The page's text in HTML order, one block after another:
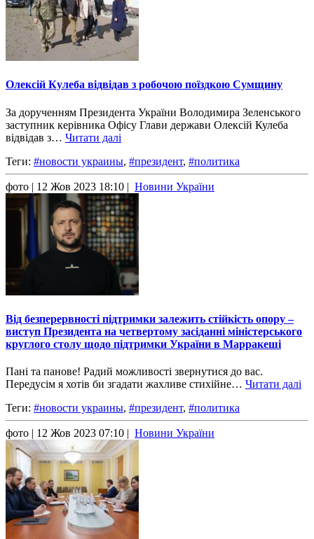
Олексій Кулеба відвідав з робочою поїздкою Сумщину
За дорученням Президента України Володимира Зеленського
заступник керівника Офісу Глави держави Олексій Кулеба
відвідав з… Читати далі
Теги: #новости украины, #президент, #политика
фото | 12 Жов 2023 18:10 | Новини України
Від безперервності підтримки залежить стійкість опору –
виступ Президента на четвертому засіданні міністерського
круглого столу щодо підтримки України в Марракеші
Пані та панове! Радий можливості звернутися до вас.
Передусім я хотів би згадати жахливе стихійне… Читати далі
Теги: #новости украины, #президент, #политика
фото | 12 Жов 2023 07:10 | Новини України